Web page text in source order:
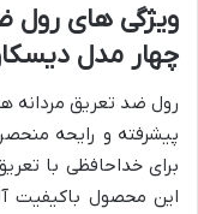
ویژگی های رول
چهار مدل
رول ضد تعریق مردانه
پیشرفته و رایحه
این محصول باکیفیت